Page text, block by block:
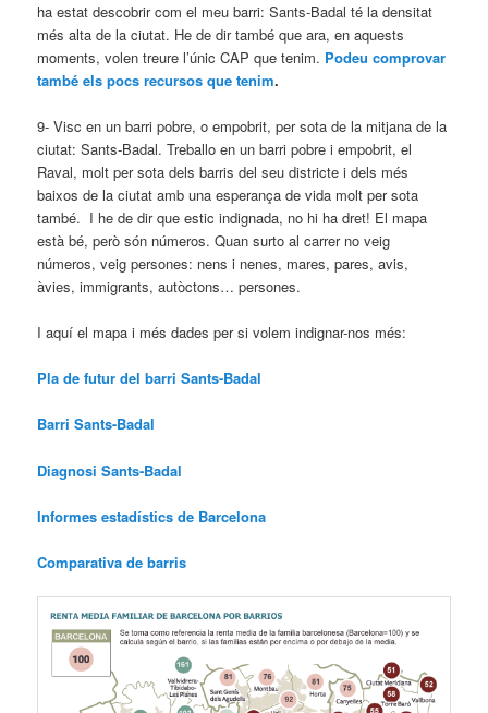
ha estat descobrir com el meu barri: Sants-Badal té la densitat
més alta de la ciutat. He de dir també que ara, en aquests
moments, volen treure l’únic CAP que tenim. Podeu comprovar
també els pocs recursos que tenim.
9- Visc en un barri pobre, o empobrit, per sota de la mitjana de la
ciutat: Sants-Badal. Treballo en un barri pobre i empobrit, el
Raval, molt per sota dels barris del seu districte i dels més
baixos de la ciutat amb una esperança de vida molt per sota
també. I he de dir que estic indignada, no hi ha dret! El mapa
està bé, però són números. Quan surto al carrer no veig
números, veig persones: nens i nenes, mares, pares, avis,
àvies, immigrants, autòctons… persones.
I aquí el mapa i més dades per si volem indignar-nos més:
Pla de futur del barri Sants-Badal
Barri Sants-Badal
Diagnosi Sants-Badal
Informes estadístics de Barcelona
Comparativa de barris